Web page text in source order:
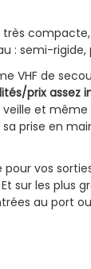
très
: semi-
de
prix assez
et
prise en
vos
sur les plus
au port